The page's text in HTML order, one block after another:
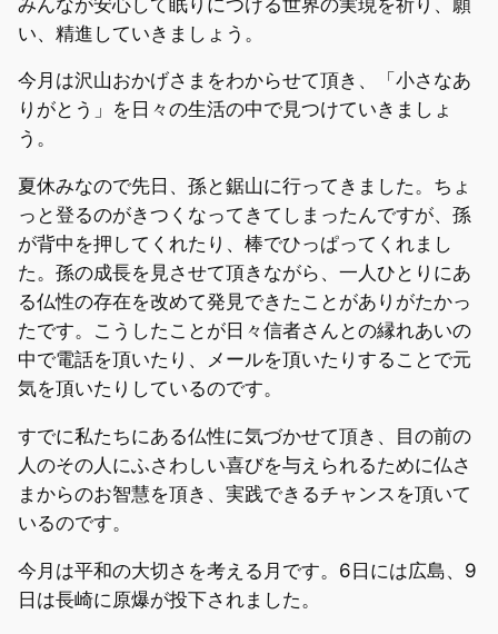
い、精進していきましょう。
今月は沢山おかげさまをわからせて頂き、「小さなあ
りがとう」を日々の生活の中で見つけていきましょ
う。
夏休みなので先日、孫と鋸山に行ってきました。ちょ
っと登るのがきつくなってきてしまったんですが、孫
が背中を押してくれたり、棒でひっぱってくれまし
た。孫の成長を見させて頂きながら、一人ひとりにあ
る仏性の存在を改めて発見できたことがありがたかっ
たです。こうしたことが日々信者さんとの縁れあいの
中で電話を頂いたり、メールを頂いたりすることで元
気を頂いたりしているのです。
すでに私たちにある仏性に気づかせて頂き、目の前の
人のその人にふさわしい喜びを与えられるために仏さ
まからのお智慧を頂き、実践できるチャンスを頂いて
いるのです。
今月は平和の大切さを考える月です。6日には広島、9
日は長崎に原爆が投下されました。